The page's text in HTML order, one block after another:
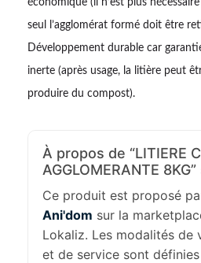
seul l’agglomérat formé doit être
Développement durable car
inerte (après usage, la litière peut
produire du compost).
À propos de “LITIERE
AGGLOMERANTE
Ce produit est proposé
Ani'dom sur la
Lokaliz. Les modalités de
et de service sont